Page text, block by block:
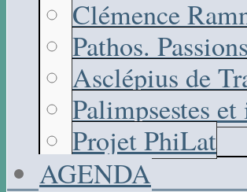
Clémence
Pathos.
Asclépius de
Palimpsestes
Projet PhiLat
AGENDA